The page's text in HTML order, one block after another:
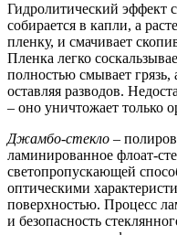
Гидролитический эффект
собирается в капли, а
пленку, и смачивает
Пленка легко
полностью смывает грязь,
оставляя разводов.
– оно уничтожает только
Джамбо-стекло –
ламинированное флоат-
светопропускающей
оптическими
поверхностью. Процесс
и безопасность